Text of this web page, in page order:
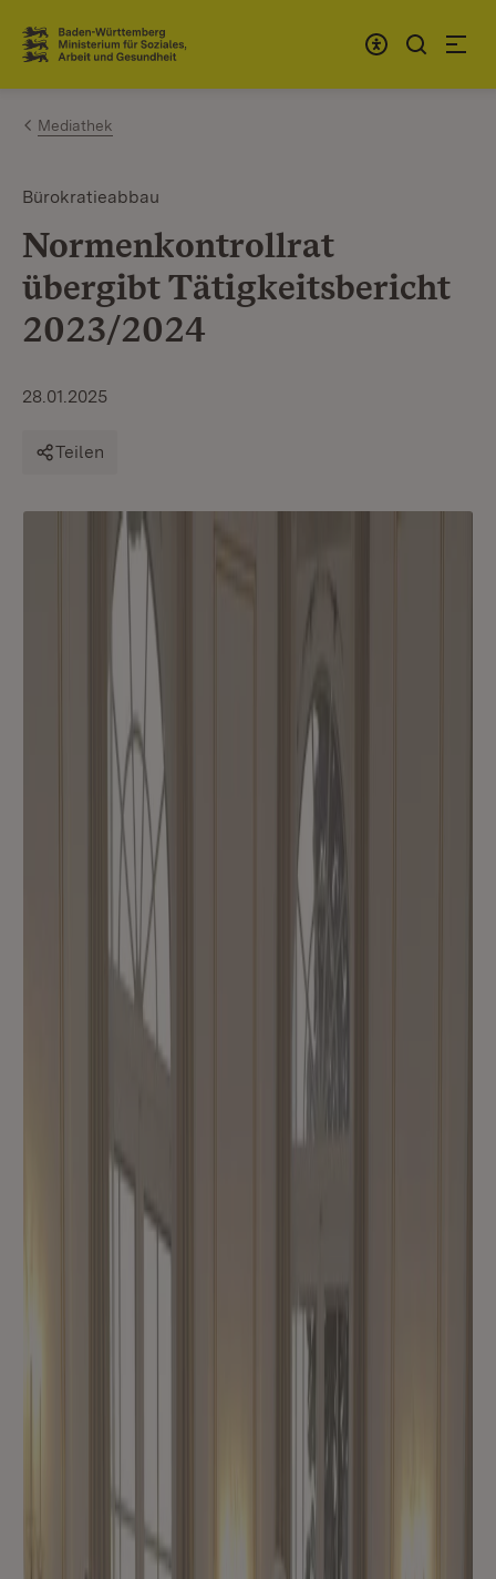
Zum Inhalt springen
Link zur Startseite
Mediathek
Bürokratieabbau
Normenkontrollrat
übergibt Tätigkeitsbericht
2023/2024
28.01.2025
Teilen